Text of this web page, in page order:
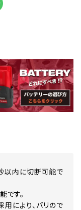
以内に切断可能で
す。
により、バリので